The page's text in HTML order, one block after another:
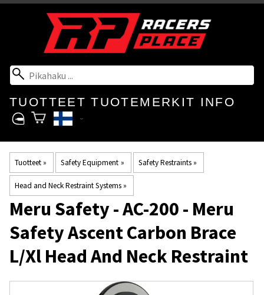
TUOTTEET TUOTEMERKIT INFO
Tuotteet‪» Safety Equipment ‪» Safety Restraints‪»
Head and Neck Restraint Systems‪»
Meru Safety- AC-200 - Meru
Safety Ascent Carbon Brace
L/Xl Head And Neck Restraint